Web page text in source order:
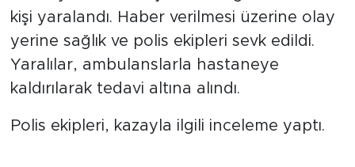
kişi yaralandı. Haber verilmesi üzerine olay
yerine sağlık ve polis ekipleri sevk edildi.
Yaralılar, ambulanslarla hastaneye
kaldırılarak tedavi altına alındı.
Polis ekipleri, kazayla ilgili inceleme yaptı.